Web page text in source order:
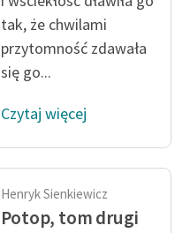
tak, że chwilami
przytomność zdawała
się go...
Czytaj więcej
Henryk Sienkiewicz
Potop, tom drugi